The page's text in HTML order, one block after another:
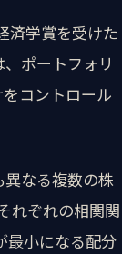
済学賞を受けた
ポートフォリ
コントロール
なる複数の株
れぞれの相関関
最小になる配分